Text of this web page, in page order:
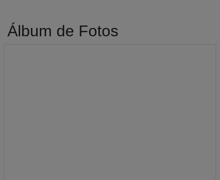
Álbum de Fotos